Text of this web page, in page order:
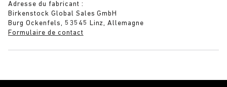
Adresse du fabricant :
Birkenstock Global Sales GmbH
Burg Ockenfels, 53545 Linz, Allemagne
Formulaire de contact